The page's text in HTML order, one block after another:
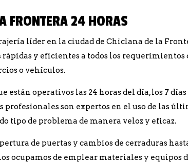
FRONTERA 24 HORAS
líder en la ciudad de Chiclana de la
y eficientes a todos los requerimientos
o vehículos.
operativos las 24 horas del día, los 7 días
son expertos en el uso de las
tipo de problema de manera veloz y eficaz.
de puertas y cambios de cerraduras
ocupamos de emplear materiales y equipos